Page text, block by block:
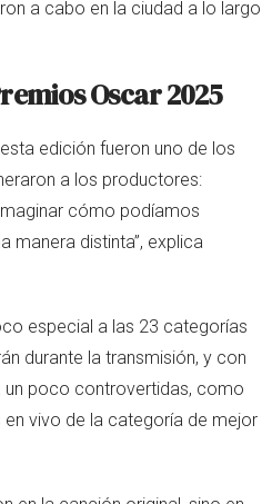
a cabo en la ciudad a lo largo
Oscar 2025
edición fueron uno de los
a los productores:
cómo podíamos
manera distinta”, explica
especial a las 23 categorías
durante la transmisión, y con
poco controvertidas, como
en vivo de la categoría de mejor